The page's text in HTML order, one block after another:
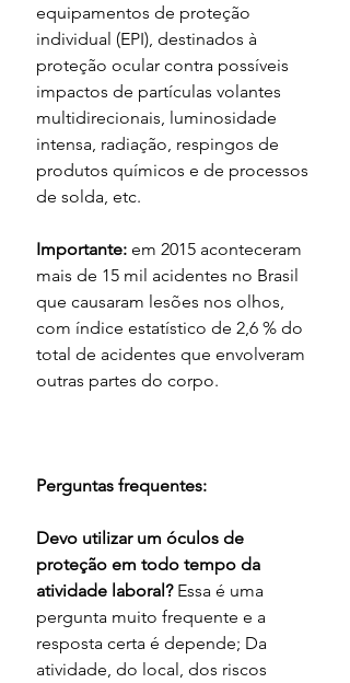
equipamentos de proteção
individual (EPI), destinados à
proteção ocular contra possíveis
impactos de partículas volantes
multidirecionais, luminosidade
intensa, radiação, respingos de
produtos químicos e de processos
de solda, etc.
Importante: em 2015 aconteceram
mais de 15 mil acidentes no Brasil
que causaram lesões nos olhos,
com índice estatístico de 2,6 % do
total de acidentes que envolveram
outras partes do corpo.
Perguntas frequentes:
Devo utilizar um óculos de
proteção em todo tempo da
atividade laboral? Essa é uma
pergunta muito frequente e a
resposta certa é depende; Da
atividade, do local, dos riscos